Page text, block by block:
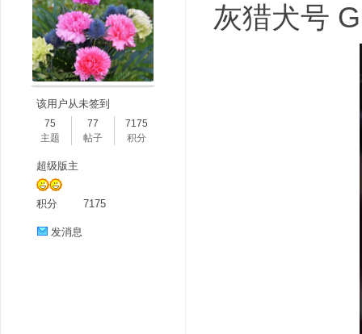
该用户从未签到
75
主题
77
帖子
7175
积分
超级版主
积分 7175
发消息
灰猎犬号